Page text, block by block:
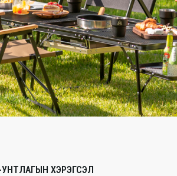
УНТЛАГЫН ХЭРЭГСЭЛ